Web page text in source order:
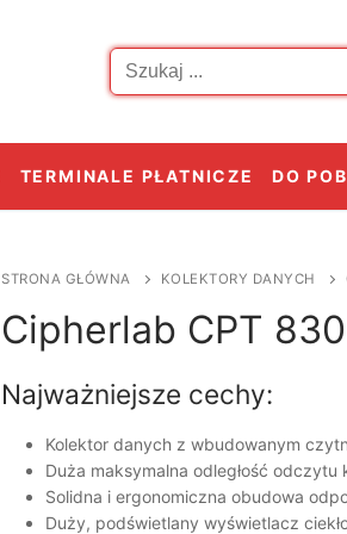
Szukaj:
TERMINALE PŁATNICZE DO
STRONA GŁÓWNA KOLEKTORY DANYCH
Cipherlab CPT
Najważniejsze cechy:
Kolektor danych z wbudowanym
Duża maksymalna odległość odczytu
Solidna i ergonomiczna obudowa
Duży, podświetlany wyświetlacz